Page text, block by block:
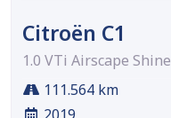
Citroën C1
1.0 VTi Airscape Shine
111.564 km
2019